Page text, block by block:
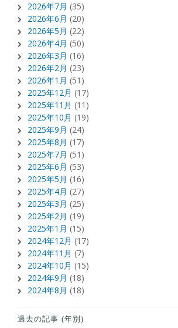
2026年7月 (35)
2026年6月 (20)
2026年5月 (22)
2026年4月 (50)
2026年3月 (16)
2026年2月 (23)
2026年1月 (51)
2025年12月 (17)
2025年11月 (11)
2025年10月 (19)
2025年9月 (24)
2025年8月 (17)
2025年7月 (51)
2025年6月 (53)
2025年5月 (16)
2025年4月 (27)
2025年3月 (25)
2025年2月 (19)
2025年1月 (15)
2024年12月 (17)
2024年11月 (7)
2024年10月 (15)
2024年9月 (18)
2024年8月 (18)
過去の記事 (年別)